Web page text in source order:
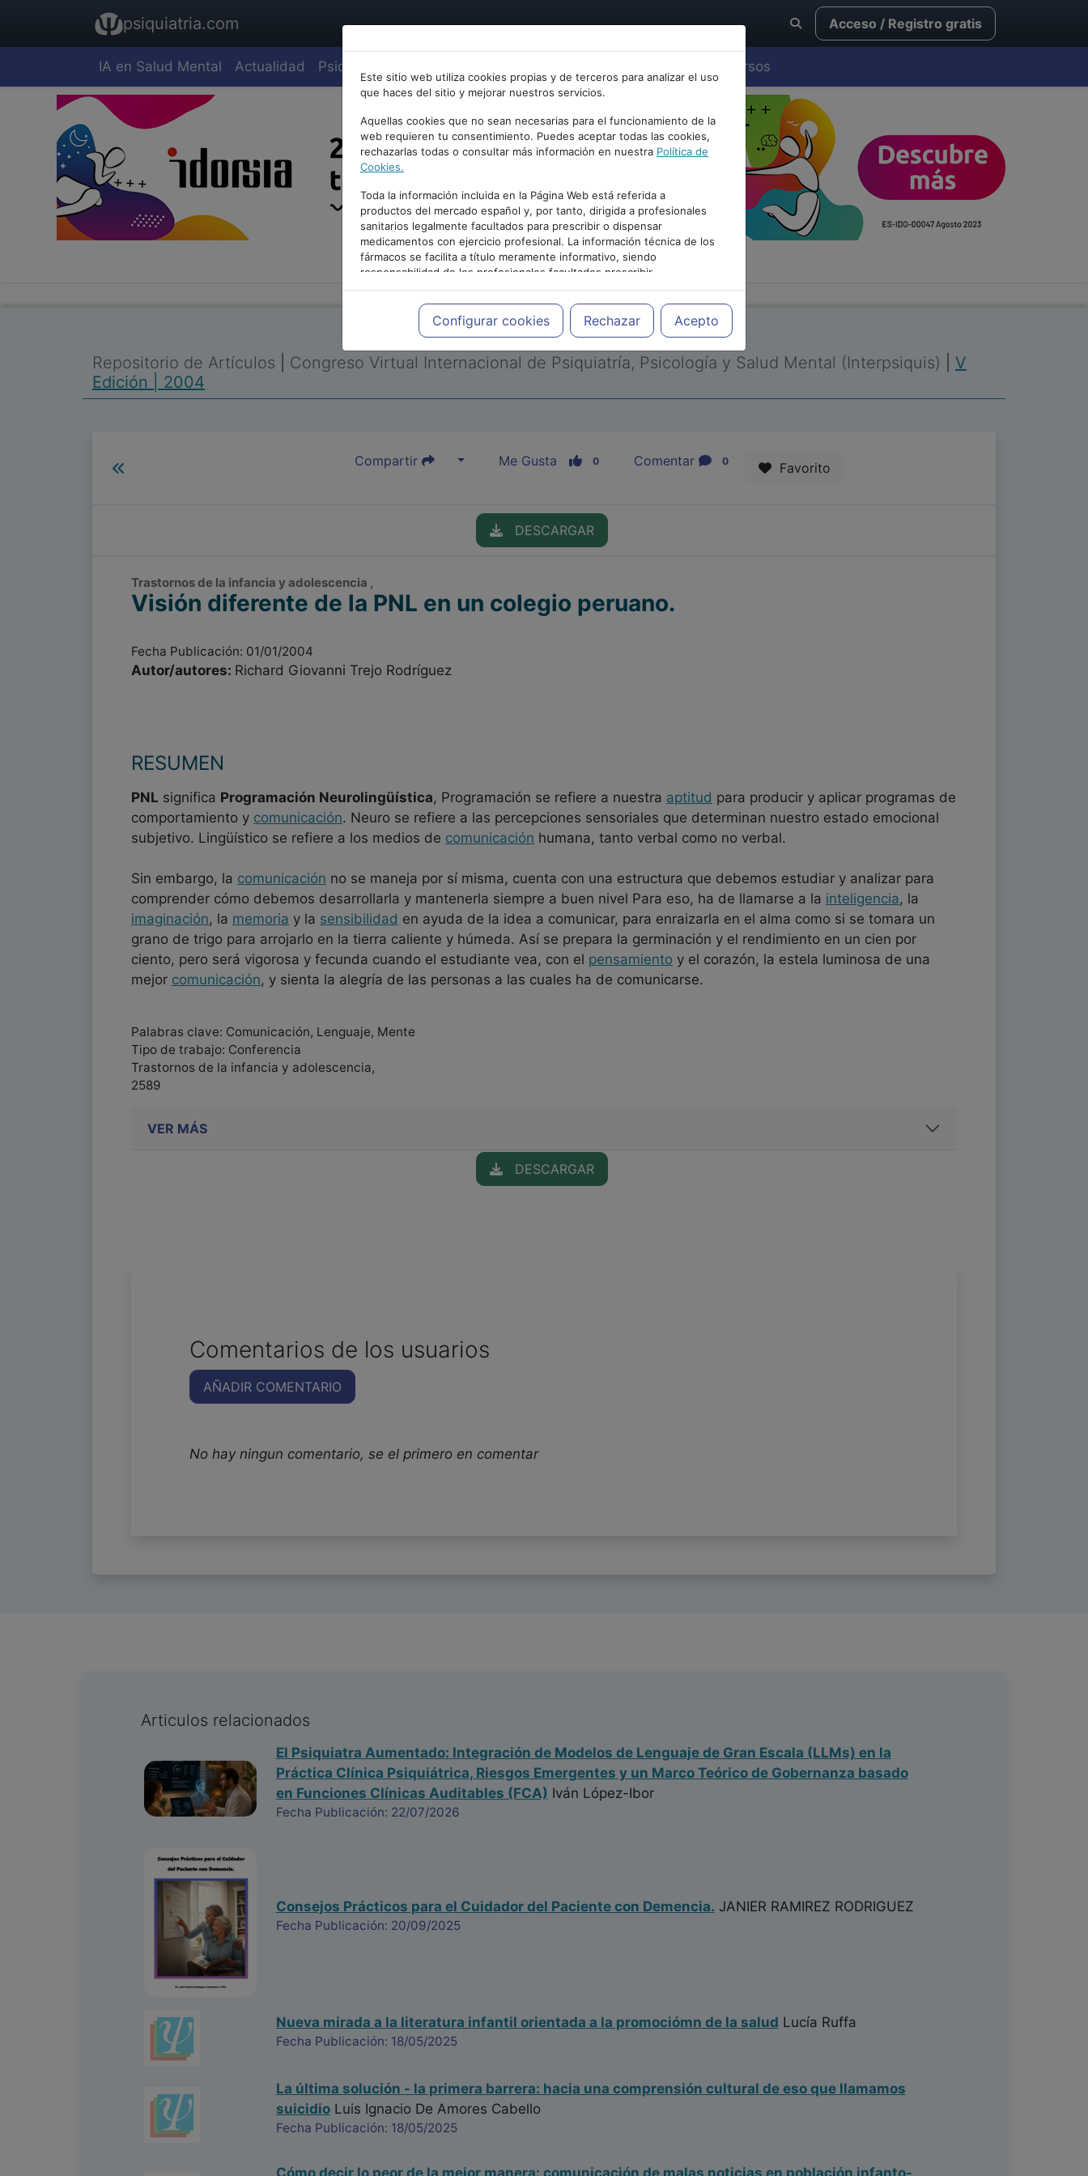
psiquiatria.com Acceso / Registro gratis
IA en Salud Mental Actualidad Psiquiatría Cursos
Este sitio web utiliza cookies propias y de terceros para analizar el uso
que haces del sitio y mejorar nuestros servicios.
Aquellas cookies que no sean necesarias para el funcionamiento de la
web requieren tu consentimiento. Puedes aceptar todas las cookies,
rechazarlas todas o consultar más información en nuestra Política de
Cookies.
Toda la información incluida en la Página Web está referida a
productos del mercado español y, por tanto, dirigida a profesionales
sanitarios legalmente facultados para prescribir o dispensar
medicamentos con ejercicio profesional. La información técnica de los
fármacos se facilita a título meramente informativo, siendo
responsabilidad de los profesionales facultados prescribir
medicamentos y decidir, en cada caso concreto, el tratamiento más
adecuado a las necesidades del paciente.
Configurar cookies Rechazar Acepto
PUBLICIDAD
Repositorio de Artículos Congreso Virtual Internacional de Psiquiatría, Psicología y Salud Mental (Interpsiquis)
V
Edición | 2004
Compartir Me Gusta 0 Comentar 0 Favorito
DESCARGAR
Trastornos de la infancia y adolescencia ,
Visión diferente de la PNL en un colegio peruano.
Fecha Publicación: 01/01/2004
Autor/autores: Richard Giovanni Trejo Rodríguez
RESUMEN
PNL significa Programación Neurolingüística, Programación se refiere a nuestra aptitud para producir y aplicar programas de
comportamiento y comunicación. Neuro se refiere a las percepciones sensoriales que determinan nuestro estado emocional
subjetivo. Lingüístico se refiere a los medios de comunicación humana, tanto verbal como no verbal.
Sin embargo, la comunicación no se maneja por sí misma, cuenta con una estructura que debemos estudiar y analizar para
comprender cómo debemos desarrollarla y mantenerla siempre a buen nivel Para eso, ha de llamarse a la inteligencia, la
imaginación, la memoria y la sensibilidad en ayuda de la idea a comunicar, para enraizarla en el alma como si se tomara un
grano de trigo para arrojarlo en la tierra caliente y húmeda. Así se prepara la germinación y el rendimiento en un cien por
ciento, pero será vigorosa y fecunda cuando el estudiante vea, con el pensamiento y el corazón, la estela luminosa de una
mejor comunicación, y sienta la alegría de las personas a las cuales ha de comunicarse.
Palabras clave: Comunicación, Lenguaje, Mente
Tipo de trabajo: Conferencia
Trastornos de la infancia y adolescencia,
2589
VER MÁS
DESCARGAR
Comentarios de los usuarios
AÑADIR COMENTARIO
No hay ningun comentario, se el primero en comentar
Articulos relacionados
El Psiquiatra Aumentado: Integración de Modelos de Lenguaje de Gran Escala (LLMs) en la
Práctica Clínica Psiquiátrica, Riesgos Emergentes y un Marco Teórico de Gobernanza basado
en Funciones Clínicas Auditables (FCA) Iván López-Ibor
Fecha Publicación: 22/07/2026
Consejos Prácticos para el Cuidador del Paciente con Demencia. JANIER RAMIREZ RODRIGUEZ
Fecha Publicación: 20/09/2025
Nueva mirada a la literatura infantil orientada a la promociómn de la salud Lucía Ruffa
Fecha Publicación: 18/05/2025
La última solución - la primera barrera: hacia una comprensión cultural de eso que llamamos
suicidioLuis Ignacio De Amores Cabello
Fecha Publicación: 18/05/2025